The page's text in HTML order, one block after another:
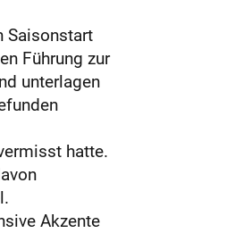
Saisonstart
Führung zur
unterlagen
hatte.
Akzente